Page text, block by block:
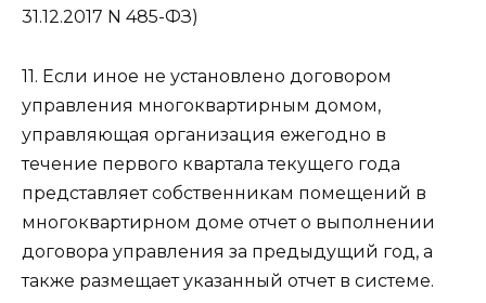
31.12.2017 N 485-ФЗ)
11. Если иное не установлено договором
управления многоквартирным домом,
управляющая организация ежегодно в
течение первого квартала текущего года
представляет собственникам помещений в
многоквартирном доме отчет о выполнении
договора управления за предыдущий год, а
также размещает указанный отчет в системе.